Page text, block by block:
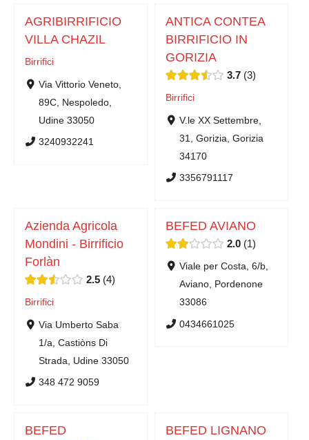
AGRIBIRRIFICIO
VILLA CHAZIL
Birrifici
Via Vittorio Veneto,
89C, Nespoledo,
Udine 33050
3240932241
ANTICA CONTEA
BIRRIFICIO IN
GORIZIA
3.7 3
Birrifici
V.le XX Settembre,
31, Gorizia, Gorizia
34170
3356791117
Azienda Agricola
Mondini - Birrificio
Forlàn
2.5 4
Birrifici
Via Umberto Saba
1/a, Castiòns Di
Strada, Udine 33050
348 472 9059
BEFED AVIANO
2.0 1
Viale per Costa, 6/b,
Aviano, Pordenone
33086
0434661025
BEFED
BEFED LIGNANO